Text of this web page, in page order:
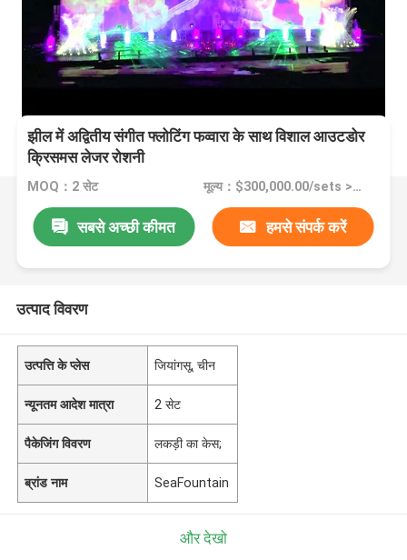
झील में अद्वितीय संगीत फ्लोटिंग फव्वारा के साथ विशाल आउटडोर
क्रिसमस लेजर रोशनी
MOQ：2 सेट मूल्य：$300,000.00/sets >=2 sets
सबसे अच्छी कीमत हमसे संपर्क करें
उत्पाद विवरण
उत्पत्ति के प्लेस जियांगसू, चीन
न्यूनतम आदेश मात्रा 2 सेट
पैकेजिंग विवरण लकड़ी का केस;
ब्रांड नाम SeaFountain
और देखो